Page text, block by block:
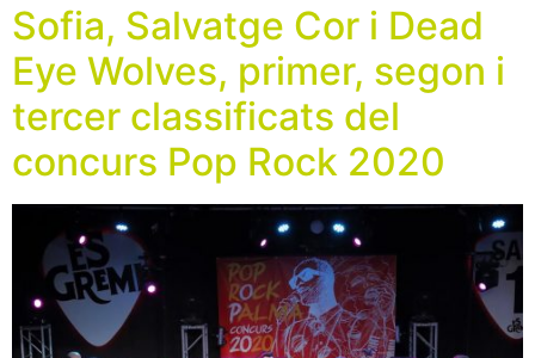
Sofia, Salvatge Cor i Dead
Eye Wolves, primer, segon i
tercer classificats del
concurs Pop Rock 2020